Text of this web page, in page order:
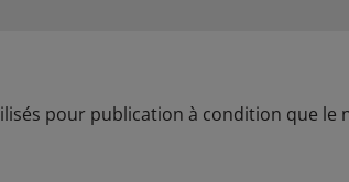
pour publication à condition que le